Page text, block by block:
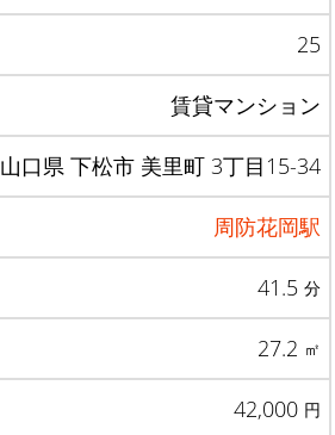
25
賃貸マンション
山口県 下松市 美里町 3丁目15-34
周防花岡駅
41.5 分
27.2 ㎡
42,000 円